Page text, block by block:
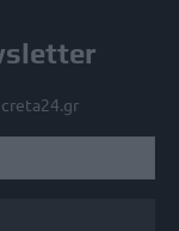
creta24.gr